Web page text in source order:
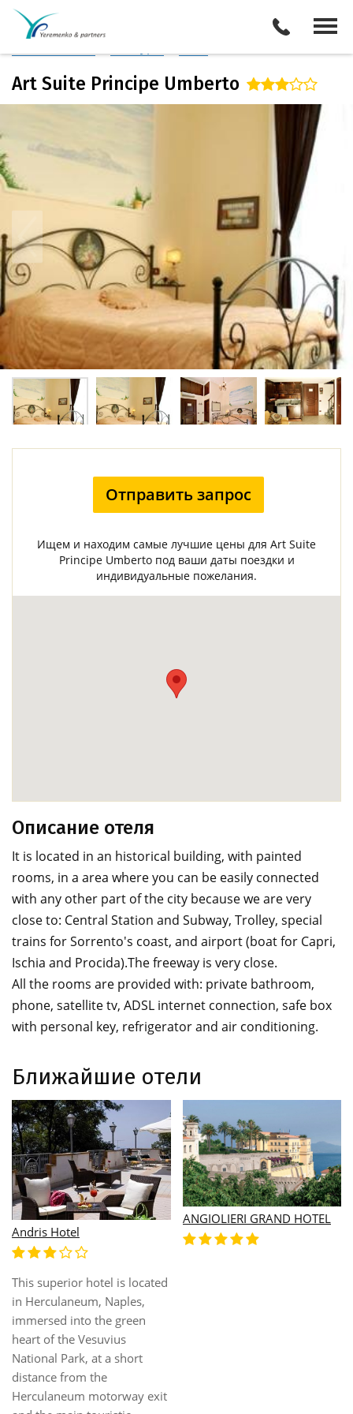
Италия
Art Suite Principe Umberto
Отправить запрос
Ищем и находим самые лучшие цены для Art Suite
Principe Umberto под ваши даты поездки и
индивидуальные пожелания.
Описание отеля
It is located in an historical building, with painted
rooms, in a area where you can be easily connected
with any other part of the city because we are very
close to: Central Station and Subway, Trolley, special
trains for Sorrento's coast, and airport (boat for Capri,
Ischia and Procida).The freeway is very close.
All the rooms are provided with: private bathroom,
phone, satellite tv, ADSL internet connection, safe box
with personal key, refrigerator and air conditioning.
Ближайшие отели
Andris Hotel
This superior hotel is located
in Herculaneum, Naples,
immersed into the green
heart of the Vesuvius
National Park, at a short
distance from the
Herculaneum motorway exit
ANGIOLIERI GRAND HOTEL